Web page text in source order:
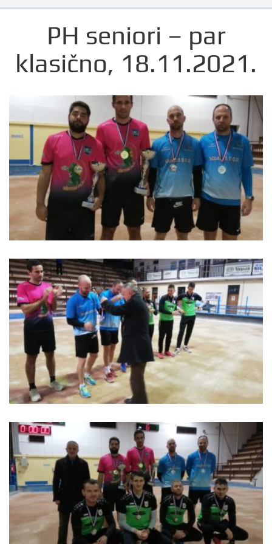
PH seniori – par
klasično, 18.11.2021.